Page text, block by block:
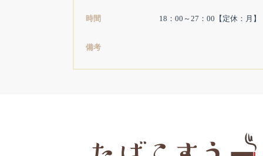
時間 18：00～27：00【定休：月】
備考